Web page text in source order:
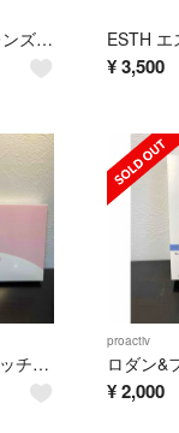
Attenir スキンクレンズオイル&ローション
¥ 3,500
ヒアロディープパッチ 2枚✖︎４袋
proactiv
¥ 2,000